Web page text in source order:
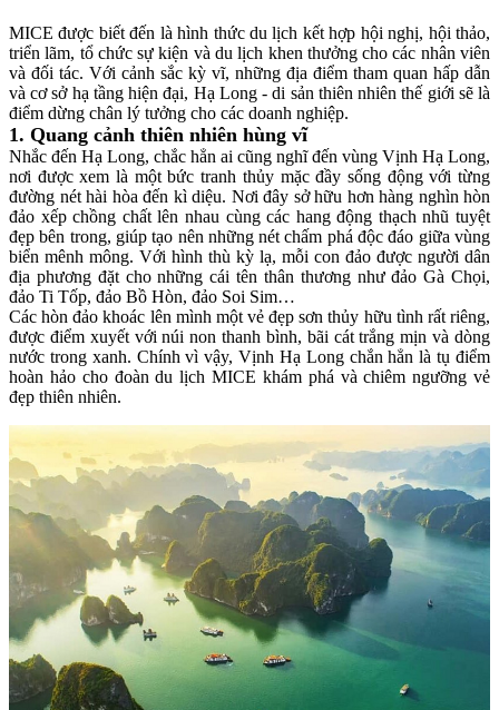
MICE được biết đến là hình thức du lịch kết hợp hội nghị, hội thảo,
triển lãm, tổ chức sự kiện và du lịch khen thưởng cho các nhân viên
và đối tác. Với cảnh sắc kỳ vĩ, những địa điểm tham quan hấp dẫn
và cơ sở hạ tầng hiện đại, Hạ Long - di sản thiên nhiên thế giới sẽ là
điểm dừng chân lý tưởng cho các doanh nghiệp.
1. Quang cảnh thiên nhiên hùng vĩ
Nhắc đến Hạ Long, chắc hẳn ai cũng nghĩ đến vùng Vịnh Hạ Long,
nơi được xem là một bức tranh thủy mặc đầy sống động với từng
đường nét hài hòa đến kì diệu. Nơi đây sở hữu hơn hàng nghìn hòn
đảo xếp chồng chất lên nhau cùng các hang động thạch nhũ tuyệt
đẹp bên trong, giúp tạo nên những nét chấm phá độc đáo giữa vùng
biển mênh mông. Với hình thù kỳ lạ, mỗi con đảo được người dân
địa phương đặt cho những cái tên thân thương như đảo Gà Chọi,
đảo Ti Tốp, đảo Bồ Hòn, đảo Soi Sim…
Các hòn đảo khoác lên mình một vẻ đẹp sơn thủy hữu tình rất riêng,
được điểm xuyết với núi non thanh bình, bãi cát trắng mịn và dòng
nước trong xanh. Chính vì vậy, Vịnh Hạ Long chắn hẳn là tụ điểm
hoàn hảo cho đoàn du lịch MICE khám phá và chiêm ngưỡng vẻ
đẹp thiên nhiên.